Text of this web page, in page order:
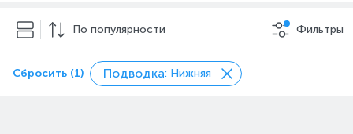
По популярности Фильтры
Сбросить (1) Подводка: Нижняя